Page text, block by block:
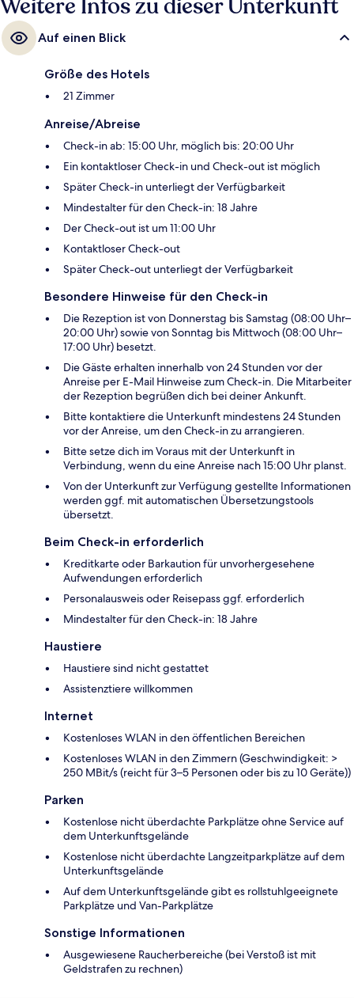
Weitere Infos zu dieser Unterkunft
Auf einen Blick
Größe des Hotels
21 Zimmer
Anreise/Abreise
Check-in ab: 15:00 Uhr, möglich bis: 20:00 Uhr
Ein kontaktloser Check-in und Check-out ist möglich
Später Check-in unterliegt der Verfügbarkeit
Mindestalter für den Check-in: 18 Jahre
Der Check-out ist um 11:00 Uhr
Kontaktloser Check-out
Später Check-out unterliegt der Verfügbarkeit
Besondere Hinweise für den Check-in
Die Rezeption ist von Donnerstag bis Samstag (08:00 Uhr–
20:00 Uhr) sowie von Sonntag bis Mittwoch (08:00 Uhr–
17:00 Uhr) besetzt.
Die Gäste erhalten innerhalb von 24 Stunden vor der
Anreise per E-Mail Hinweise zum Check-in. Die Mitarbeiter
der Rezeption begrüßen dich bei deiner Ankunft.
Bitte kontaktiere die Unterkunft mindestens 24 Stunden
vor der Anreise, um den Check-in zu arrangieren.
Bitte setze dich im Voraus mit der Unterkunft in
Verbindung, wenn du eine Anreise nach 15:00 Uhr planst.
Von der Unterkunft zur Verfügung gestellte Informationen
werden ggf. mit automatischen Übersetzungstools
übersetzt.
Beim Check-in erforderlich
Kreditkarte oder Barkaution für unvorhergesehene
Aufwendungen erforderlich
Personalausweis oder Reisepass ggf. erforderlich
Mindestalter für den Check-in: 18 Jahre
Haustiere
Haustiere sind nicht gestattet
Assistenztiere willkommen
Internet
Kostenloses WLAN in den öffentlichen Bereichen
Kostenloses WLAN in den Zimmern (Geschwindigkeit: >
250 MBit/s (reicht für 3–5 Personen oder bis zu 10 Geräte))
Parken
Kostenlose nicht überdachte Parkplätze ohne Service auf
dem Unterkunftsgelände
Kostenlose nicht überdachte Langzeitparkplätze auf dem
Unterkunftsgelände
Auf dem Unterkunftsgelände gibt es rollstuhlgeeignete
Parkplätze und Van-Parkplätze
Sonstige Informationen
Ausgewiesene Raucherbereiche (bei Verstoß ist mit
Geldstrafen zu rechnen)